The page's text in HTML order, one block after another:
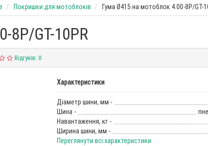
Покришки для мотоблоків Гума Ø415 на мотоблок 4.00-8P/GT-
8P/GT-10PR
Відгуків: 0
Характеристики
Діаметр шини, мм -
Шина -
Навантаження, кг -
Ширина шини, мм -
Переглянути всі характеристики